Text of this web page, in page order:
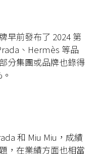
早前發布了 2024 第
、Hermès 等品
分集團或品牌也錄得
和 Miu Miu，成績
，在業績方面也相當